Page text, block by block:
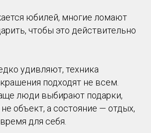
юбилей, многие ломают
чтобы это действительно
удивляют, техника
подходят не всем.
люди выбирают подарки,
объект, а состояние — отдых,
для себя.